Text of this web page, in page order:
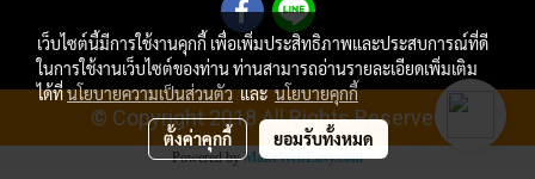
© Copyright 2018 All Rights Reserved
Powered byMakeWebEasy.com
เว็บไซต์นี้มีการใช้งานคุกกี้ เพื่อเพิ่มประสิทธิภาพและประสบการณ์ที่ดี
ในการใช้งานเว็บไซต์ของท่าน ท่านสามารถอ่านรายละเอียดเพิ่มเติม
ได้ที่นโยบายความเป็นส่วนตัวและนโยบายคุกกี้
ตั้งค่าคุกกี้ ยอมรับทั้งหมด